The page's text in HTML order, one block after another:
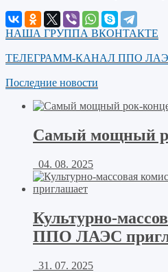
НАША ГРУППА ВКОНТАКТЕ
ТЕЛЕГРАММ-КАНАЛ ППО
Последние новости
Самый мощный
04. 08. 2025
Культурно-
ППО ЛАЭС
31. 07. 2025